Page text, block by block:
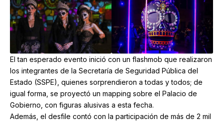
El tan esperado evento inició con un flashmob que realizaron
los integrantes de la Secretaría de Seguridad Pública del
Estado (SSPE), quienes sorprendieron a todas y todos; de
igual forma, se proyectó un mapping sobre el Palacio de
Gobierno, con figuras alusivas a esta fecha.
Además, el desfile contó con la participación de más de 2 mil